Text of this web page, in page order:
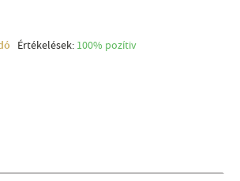
Értékelések: 100% pozítiv